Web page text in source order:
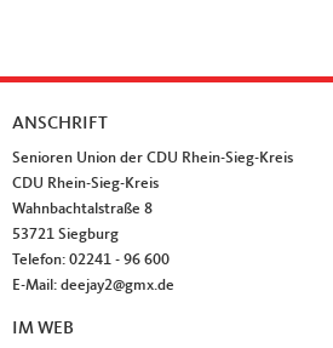
Fußbereich
ANSCHRIFT
Senioren Union der CDU Rhein-Sieg-Kreis
CDU Rhein-Sieg-Kreis
Wahnbachtalstraße 8
53721 Siegburg
Telefon: 02241 - 96 600
E-Mail: deejay2@gmx.de
IM WEB